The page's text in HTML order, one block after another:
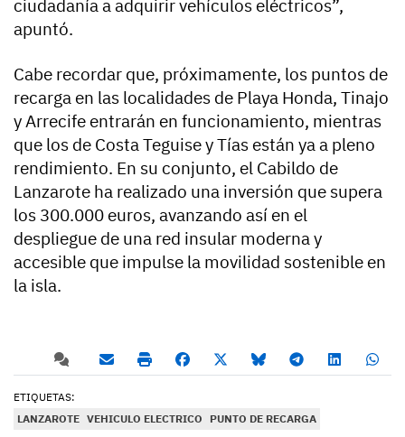
ciudadanía a adquirir vehículos eléctricos”,
apuntó.
Cabe recordar que, próximamente, los puntos de
recarga en las localidades de Playa Honda, Tinajo
y Arrecife entrarán en funcionamiento, mientras
que los de Costa Teguise y Tías están ya a pleno
rendimiento. En su conjunto, el Cabildo de
Lanzarote ha realizado una inversión que supera
los 300.000 euros, avanzando así en el
despliegue de una red insular moderna y
accesible que impulse la movilidad sostenible en
la isla.
ETIQUETAS:
LANZAROTE VEHICULO ELECTRICO PUNTO DE RECARGA